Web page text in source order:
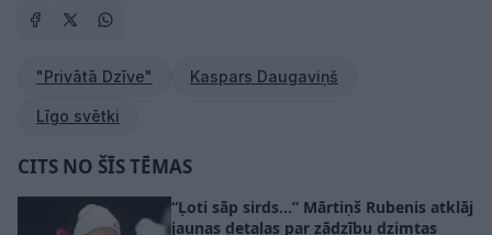
"Privātā Dzīve" Kaspars Daugaviņš
Līgo svētki
CITS NO ŠĪS TĒMAS
“Ļoti sāp sirds…” Mārtiņš Rubenis atklāj
jaunas detaļas par zādzību dzimtas